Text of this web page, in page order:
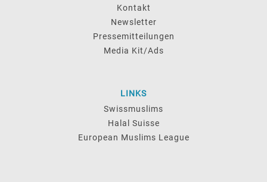
Kontakt
Newsletter
Pressemitteilungen
Media Kit/Ads
LINKS
Swissmuslims
Halal Suisse
European Muslims League